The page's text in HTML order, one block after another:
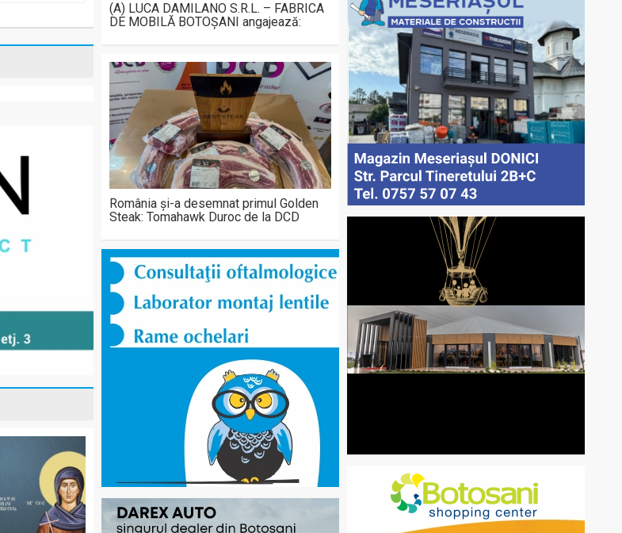
(A) LUCA DAMILANO S.R.L. – FABRICA
DE MOBILĂ BOTOȘANI angajează:
România și-a desemnat primul Golden
Steak: Tomahawk Duroc de la DCD